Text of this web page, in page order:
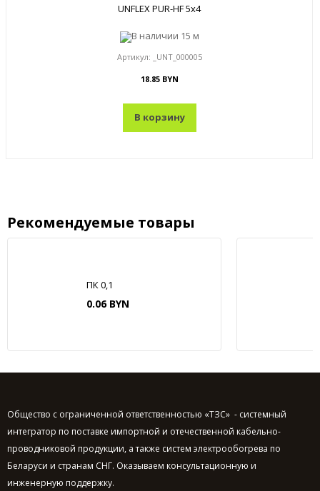
UNFLEX PUR-HF 5x4
В наличии 15 м
Артикул: _UNT_000005
18.85 BYN
В корзину
Рекомендуемые товары
ПК 0,1
0.06 BYN
Общество с ограниченной ответственностью «ТЗС» - системный
интегратор по поставке импортной и отечественной кабельно-
проводниковой продукции, а также систем электрообогрева по
Беларуси и странам СНГ. Оказываем консультационную и
инженерную поддержку.